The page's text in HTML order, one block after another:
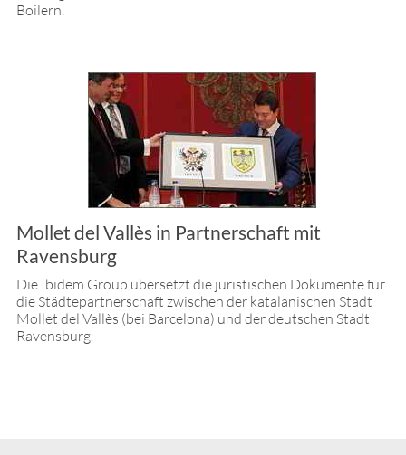
Boilern.
Mollet del Vallès in Partnerschaft mit
Ravensburg
Die Ibidem Group übersetzt die juristischen Dokumente für
die Städtepartnerschaft zwischen der katalanischen Stadt
Mollet del Vallès (bei Barcelona) und der deutschen Stadt
Ravensburg.